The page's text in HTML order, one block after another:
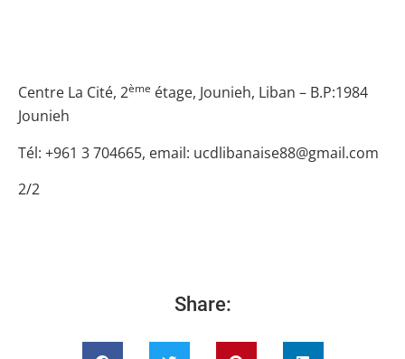
Centre La Cité, 2ème étage, Jounieh, Liban – B.P:1984
Jounieh
Tél: +961 3 704665, email: ucdlibanaise88@gmail.com
2/2
Share: